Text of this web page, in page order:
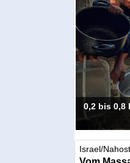
0,2 bis 0,8
Israel/